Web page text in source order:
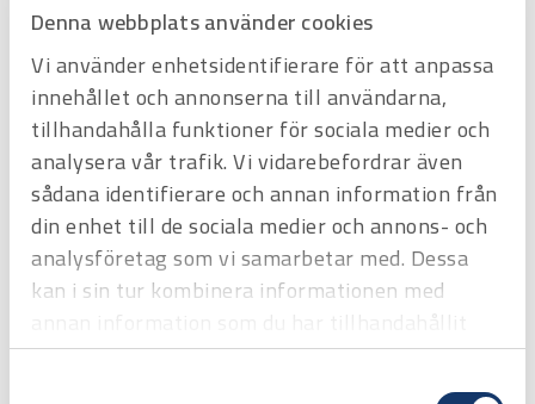
Denna webbplats använder cookies
Vi använder enhetsidentifierare för att anpassa
innehållet och annonserna till användarna,
tillhandahålla funktioner för sociala medier och
analysera vår trafik. Vi vidarebefordrar även
sådana identifierare och annan information från
din enhet till de sociala medier och annons- och
analysföretag som vi samarbetar med. Dessa
kan i sin tur kombinera informationen med
eller som de har samlat in när du har använt
Med lyfthöjd 3m
Offertpris
Favorit Varukorg
Hyrprodukt
Hyrprodukt